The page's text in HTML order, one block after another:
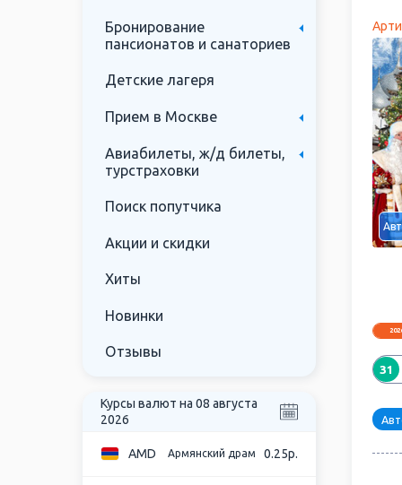
Бронирование
пансионатов и санаториев
Детские лагеря
Прием в Москве
Авиабилеты, ж/д билеты,
турстраховки
Поиск попутчика
Акции и скидки
Хиты
Новинки
Отзывы
Курсы валют на 08 августа
2026
AMD Армянский драм 0.25р.
31
31